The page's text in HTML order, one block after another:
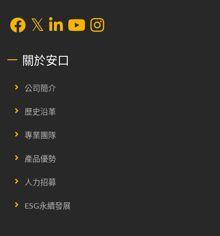
關於安口
公司簡介
歷史沿革
專業團隊
產品優勢
人力招募
ESG永續發展